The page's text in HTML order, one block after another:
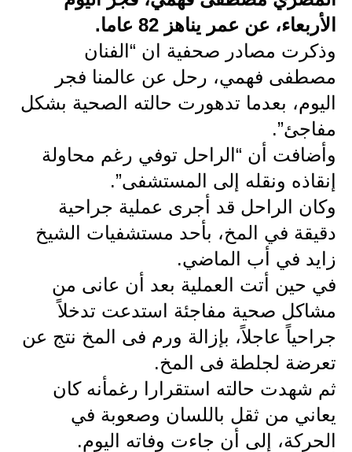
الاخبار الاقتصادية
الاخبار الرياضية
المدارس
نتائج الامتحانات
المرحلة الابتدائية
المرحلة المتوسطة
المرحلة الاعدادية
اسئلة وزارية
المرحلة الابتدائية
المرحلة المتوسطة
المرحلة الاعدادية
الأربعاء، عن عمر يناهز 82 عاما.
وذكرت مصادر صحفية ان “الفنان
مصطفى فهمي، رحل عن عالمنا فجر
اليوم، بعدما تدهورت حالته الصحية بشكل
مفاجئ”.
وأضافت أن “الراحل توفي رغم محاولة
إنقاذه ونقله إلى المستشفى”.
وكان الراحل قد أجرى عملية جراحية
دقيقة في المخ، بأحد مستشفيات الشيخ
زايد في أب الماضي.
في حين أتت العملية بعد أن عانى من
مشاكل صحية مفاجئة استدعت تدخلاً
جراحياً عاجلاً، بإزالة ورم فى المخ نتج عن
تعرضة لجلطة فى المخ.
ثم شهدت حالته استقرارا رغمأنه كان
يعاني من ثقل باللسان وصعوبة في
الحركة، إلى أن جاءت وفاته اليوم.